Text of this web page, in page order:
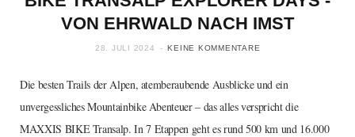
VON EHRWALD NACH IMST
28. JULI 2024 KEINE KOMMENTARE
Die besten Trails der Alpen, atemberaubende Ausblicke und ein
unvergessliches Mountainbike Abenteuer – das alles verspricht die
MAXXIS BIKE Transalp. In 7 Etappen geht es rund 500 km und 16.000